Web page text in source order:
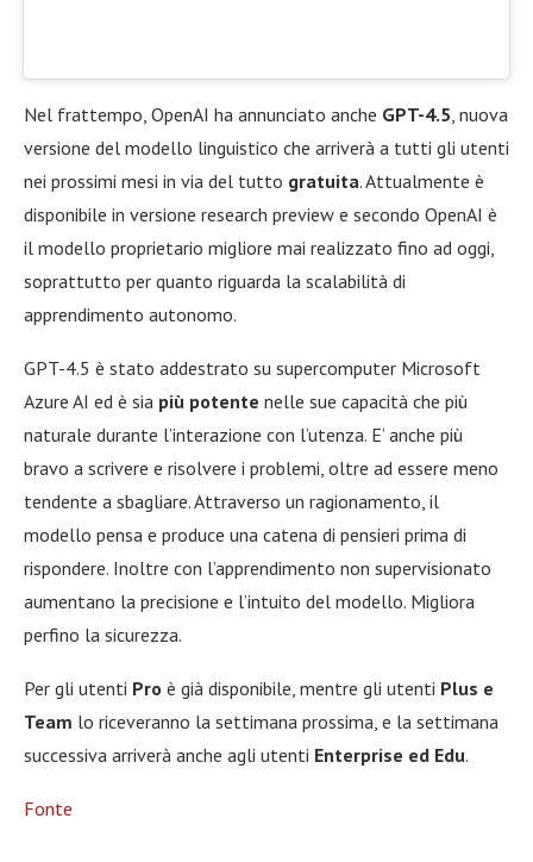
Nel frattempo, OpenAI ha annunciato anche GPT-4.5 , nuova
versione del modello linguistico che arriverà a tutti gli utenti
nei prossimi mesi in via del tutto gratuita. Attualmente è
disponibile in versione research preview e secondo OpenAI è
il modello proprietario migliore mai realizzato fino ad oggi,
soprattutto per quanto riguarda la scalabilità di
apprendimento autonomo.
GPT-4.5 è stato addestrato su supercomputer Microsoft
Azure AI ed è sia più potente nelle sue capacità che più
naturale durante l’interazione con l’utenza. E’ anche più
bravo a scrivere e risolvere i problemi, oltre ad essere meno
tendente a sbagliare. Attraverso un ragionamento, il
modello pensa e produce una catena di pensieri prima di
rispondere. Inoltre con l’apprendimento non supervisionato
aumentano la precisione e l’intuito del modello. Migliora
perfino la sicurezza.
Per gli utenti Pro è già disponibile, mentre gli utenti Plus e
Team lo riceveranno la settimana prossima, e la settimana
successiva arriverà anche agli utenti Enterprise ed Edu.
Fonte